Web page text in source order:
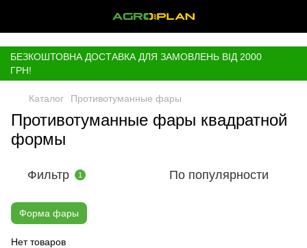
БЕЗКОШТОВНА ДОСТАВКА ДЛЯ ЗАМОВЛЕНЬ ВІД 2000
ГРН!
Каталог Противотуманные фары
Противотуманные фары квадратной
формы
Фильтр 1 По популярности
Форма фары
Нет товаров